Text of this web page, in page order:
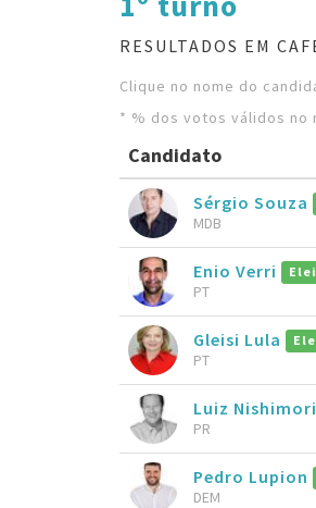
RESULTADOS EM
Clique no nome do
* % dos votos válidos no
Candidato
Sérgio Souza
MDB
Enio Verri
PT
Gleisi Lula
PT
Luiz
PR
Pedro Lupion
DEM